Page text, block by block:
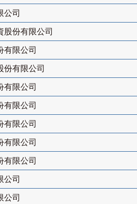
公司
股份有限公司
有限公司
份有限公司
有限公司
有限公司
有限公司
有限公司
有限公司
公司
公司